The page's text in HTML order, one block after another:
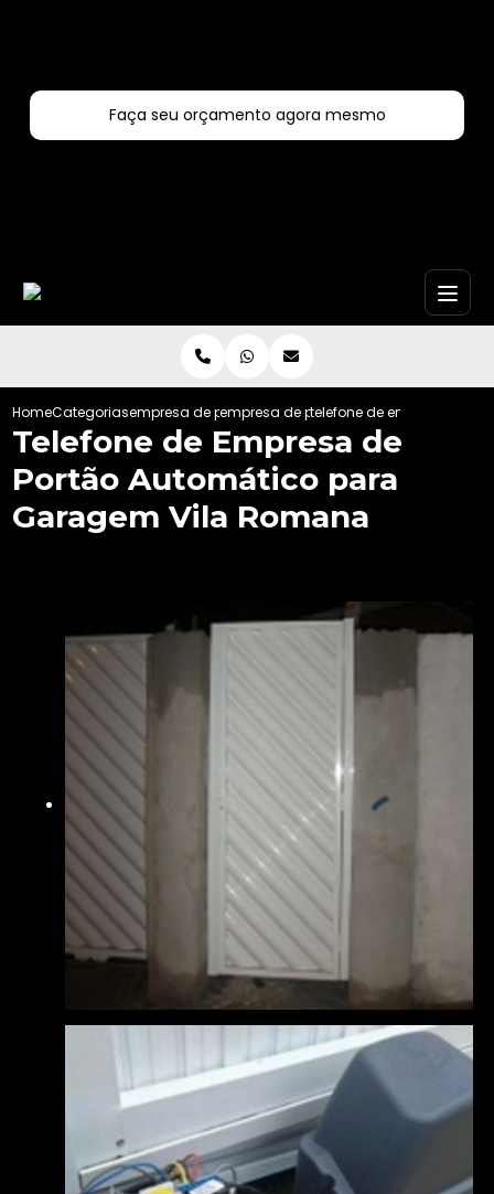
Faça seu orçamento agora mesmo
HomeCategoriasempresa de portoes automaticos
empresa de portao automatico aco
telefone de empresa de
Telefone de Empresa de
Portão Automático para
Garagem Vila Romana